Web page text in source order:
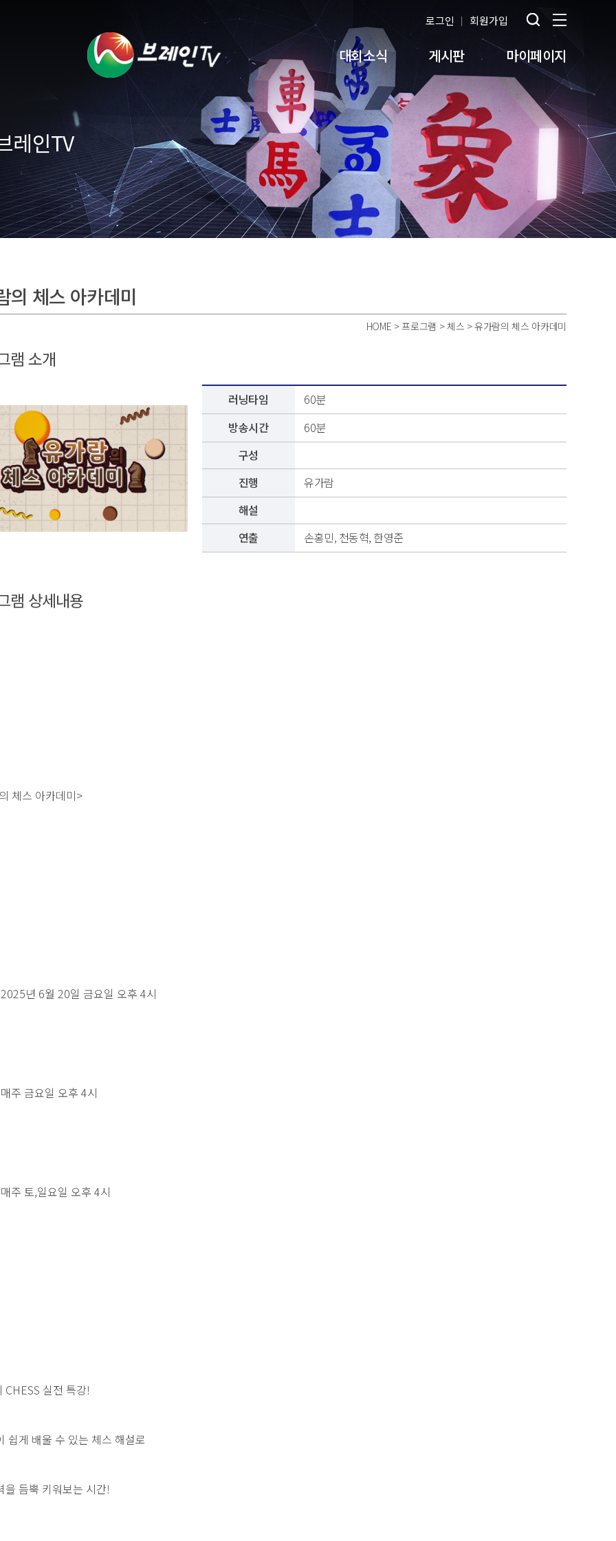
로그인 회원가입
대회소식 게시판 마이페이지
레인TV
의 체스 아카데미
HOME > 프로그램 > 체스 > 유가람의 체스 아카데미
램 소개
러닝타임
60분
방송시간
60분
구성
진행
유가람
해설
연출
손홍민, 천동혁, 한영준
램 상세내용
체스 아카데미>
년 6월 20일 금요일 오후 4시
주 금요일 오후 4시
주 토,일요일 오후 4시
CHESS 실전 특강!
쉽게 배울 수 있는 체스 해설로
을 듬뿍 키워보는 시간!